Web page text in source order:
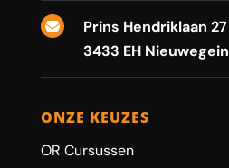

Prins Hendriklaan 27
3433 EH Nieuwegein
ONZE KEUZES
OR Cursussen